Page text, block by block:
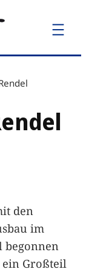
den
im
begonnen
Großteil